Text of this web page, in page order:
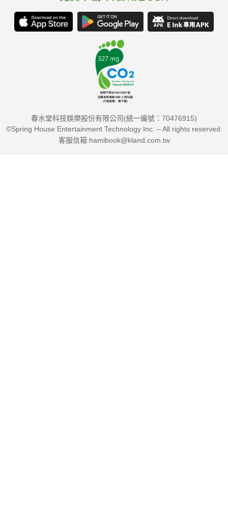
春水堂科技娛樂股份有限公司(統一編號：70476915)
©Spring House Entertainment Technology Inc. – All rights reserved.
客服信箱:hamibook@kland.com.tw